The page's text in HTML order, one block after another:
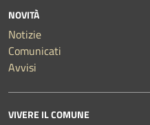
NOVITÀ
Notizie
Comunicati
Avvisi
VIVERE IL COMUNE